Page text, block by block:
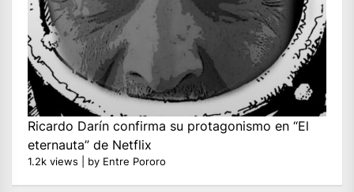
Ricardo Darín confirma su protagonismo en “El
eternauta” de Netflix
1.2k views by Entre Pororo